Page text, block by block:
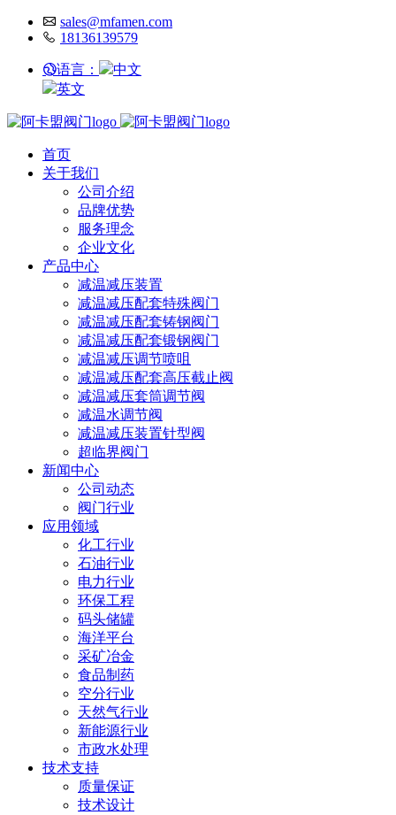
sales@mfamen.com
18136139579
语言：
中文
英文
首页
关于我们
公司介绍
品牌优势
服务理念
企业文化
产品中心
减温减压装置
减温减压配套特殊阀门
减温减压配套铸钢阀门
减温减压配套锻钢阀门
减温减压调节喷咀
减温减压配套高压截止阀
减温减压套筒调节阀
减温水调节阀
减温减压装置针型阀
超临界阀门
新闻中心
公司动态
阀门行业
应用领域
化工行业
石油行业
电力行业
环保工程
码头储罐
海洋平台
采矿冶金
食品制药
空分行业
天然气行业
新能源行业
市政水处理
技术支持
质量保证
技术设计